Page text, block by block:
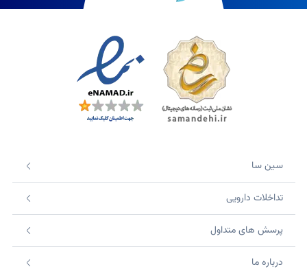
سین سا
تداخلات دارویی
پرسش های متداول
درباره ما